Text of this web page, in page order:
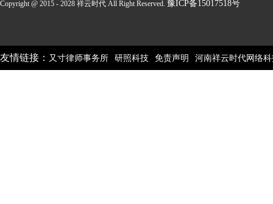
Copyright @ 2015 - 2028 祥云时代 All Right Reserved. 豫ICP备15017518号
友情链接： 又寸律师事务所 研照科技 免责声明 河南祥云时代网络